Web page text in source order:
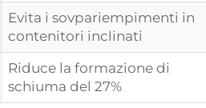
Evita i sovpariempimenti in
contenitori inclinati
Riduce la formazione di
schiuma del 27%